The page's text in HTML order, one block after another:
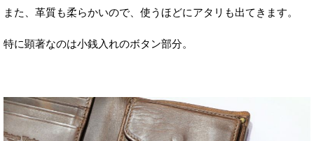
また、革質も柔らかいので、使うほどにアタリも出てきます。
特に顕著なのは小銭入れのボタン部分。